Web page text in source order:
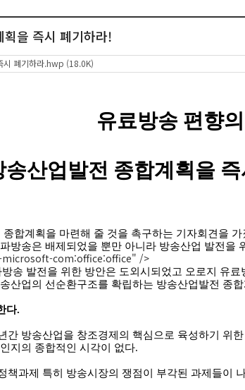
을 즉시 폐기하라!
시 폐기하라.hwp (18.0K)
유료방송 편향의
송산업발전 종합계획을
합계획을 마련해 줄 것을 촉구하는 기자회견을 가
방송은 배제되었을 뿐만 아니라 방송산업 발전을
microsoft-com:office:office" />
송 발전을 위한 방안은 도외시되었고 오로지 유
산업의 선순환구조를 확립하는 방송산업발전 종
다.
간 방송산업을 창조경제의 핵심으로 육성하기 위
지의 종합적인 시각이 없다.
책과제 특히 방송시장의 쟁점이 부각된 과제들이